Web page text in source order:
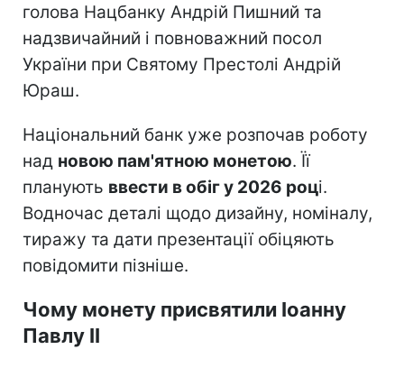
голова Нацбанку Андрій Пишний та
надзвичайний і повноважний посол
України при Святому Престолі Андрій
Юраш.
Національний банк уже розпочав роботу
над новою пам'ятною монетою. Її
планують ввести в обіг у 2026 році.
Водночас деталі щодо дизайну, номіналу,
тиражу та дати презентації обіцяють
повідомити пізніше.
Чому монету присвятили Іоанну
Павлу II